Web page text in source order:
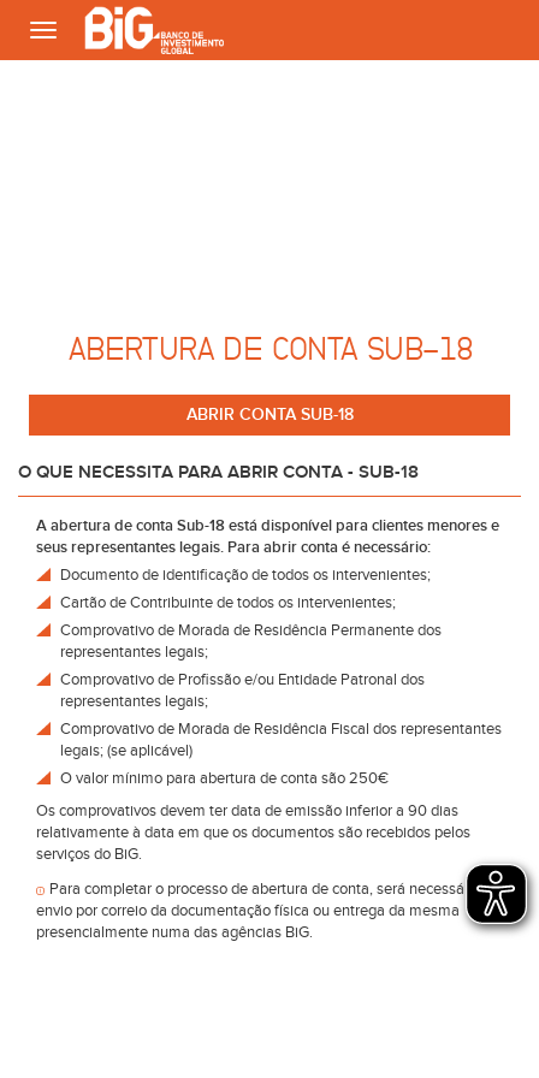
Toggle
navigation
ABERTURA DE CONTA SUB-18
ABRIR CONTA SUB-18
O QUE NECESSITA PARA ABRIR CONTA - SUB-18
A abertura de conta Sub-18 está disponível para clientes menores e
seus representantes legais. Para abrir conta é necessário:
Documento de identificação de todos os intervenientes;
Cartão de Contribuinte de todos os intervenientes;
Comprovativo de Morada de Residência Permanente dos
representantes legais;
Comprovativo de Profissão e/ou Entidade Patronal dos
representantes legais;
Comprovativo de Morada de Residência Fiscal dos representantes
legais; (se aplicável)
O valor mínimo para abertura de conta são 250€
Os comprovativos devem ter data de emissão inferior a 90 dias
relativamente à data em que os documentos são recebidos pelos
serviços do BiG.
Para completar o processo de abertura de conta, será necessário o
envio por correio da documentação física ou entrega da mesma
presencialmente numa das agências BiG.